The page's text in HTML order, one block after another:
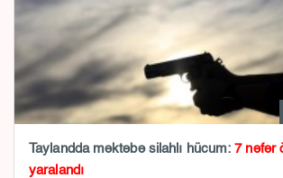
Taylandda məktəbə silahlı hücum:7 nəfər
yaralandı